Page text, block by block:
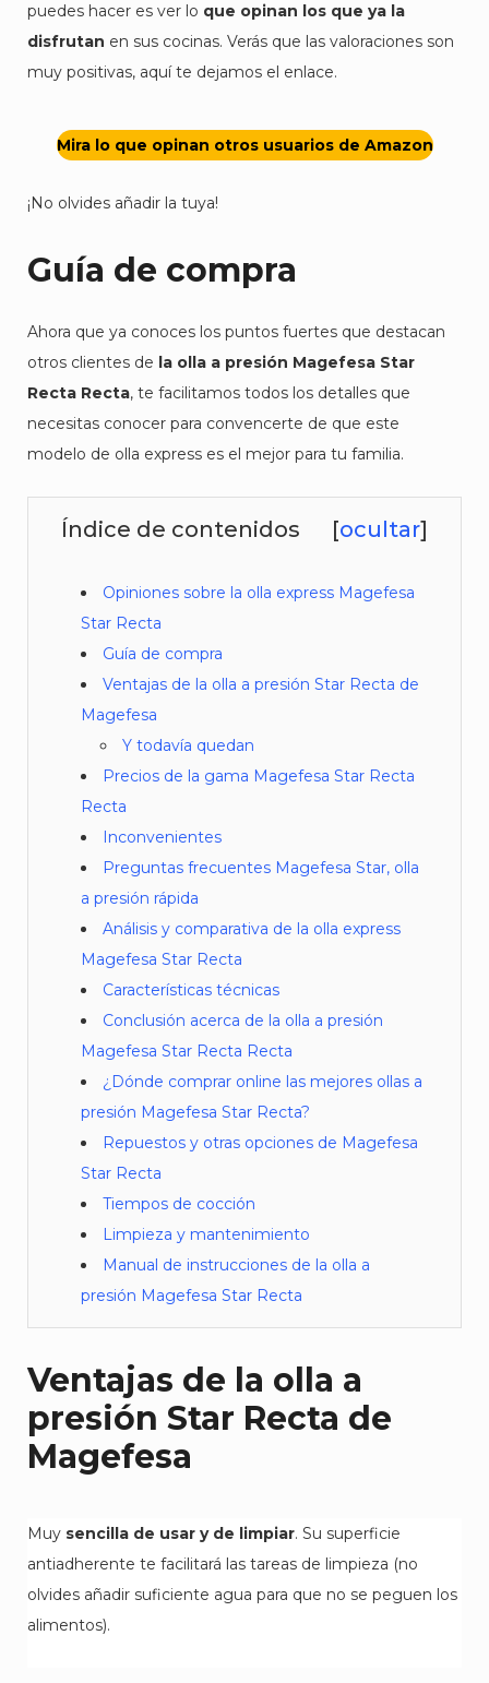
puedes hacer es ver lo que opinan los que ya la
disfrutan en sus cocinas. Verás que las valoraciones son
muy positivas, aquí te dejamos el enlace.
Mira lo que opinan otros usuarios de Amazon
¡No olvides añadir la tuya!
Guía de compra
Ahora que ya conoces los puntos fuertes que destacan
otros clientes de la olla a presión Magefesa Star
Recta Recta, te facilitamos todos los detalles que
necesitas conocer para convencerte de que este
modelo de olla express es el mejor para tu familia.
Índice de contenidos [ocultar]
Opiniones sobre la olla express Magefesa
Star Recta
Guía de compra
Ventajas de la olla a presión Star Recta de
Magefesa
Y todavía quedan
Precios de la gama Magefesa Star Recta
Recta
Inconvenientes
Preguntas frecuentes Magefesa Star, olla
a presión rápida
Análisis y comparativa de la olla express
Magefesa Star Recta
Características técnicas
Conclusión acerca de la olla a presión
Magefesa Star Recta Recta
¿Dónde comprar online las mejores ollas a
presión Magefesa Star Recta?
Repuestos y otras opciones de Magefesa
Star Recta
Tiempos de cocción
Limpieza y mantenimiento
Manual de instrucciones de la olla a
presión Magefesa Star Recta
Ventajas de la olla a
presión Star Recta de
Magefesa
Muy sencilla de usar y de limpiar. Su superficie
antiadherente te facilitará las tareas de limpieza (no
olvides añadir suficiente agua para que no se peguen los
alimentos).